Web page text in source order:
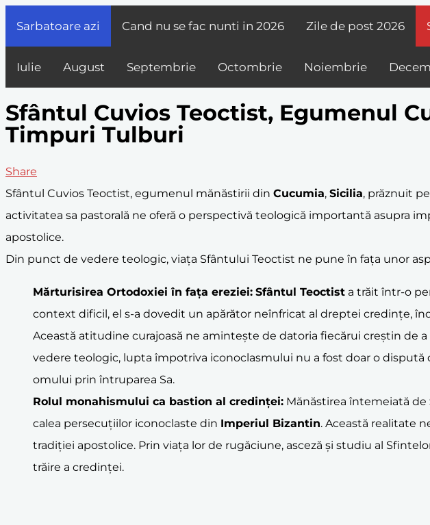
Sarbatoare azi Cand nu se fac nunti in 2026 Zile de post 2026
Iulie August Septembrie Octombrie Noiembrie
Sfântul Cuvios Teoctist, Egumenul
Timpuri Tulburi
Share
Sfântul Cuvios Teoctist, egumenul mănăstirii din Cucumia, Sicilia, prăznuit
activitatea sa pastorală ne oferă o perspectivă teologică importantă asupra
apostolice.
Din punct de vedere teologic, viața Sfântului Teoctist ne pune în fața unor
Mărturisirea Ortodoxiei în fața ereziei: Sfântul Teoctist a trăit într-o
context dificil, el s-a dovedit un apărător neînfricat al dreptei credințe,
Această atitudine curajoasă ne amintește de datoria fiecărui creștin de
vedere teologic, lupta împotriva iconoclasmului nu a fost doar o
omului prin întruparea Sa.
Rolul monahismului ca bastion al credinței: Mănăstirea întemeiată de
calea persecuțiilor iconoclaste din Imperiul Bizantin. Această realitate
tradiției apostolice. Prin viața lor de rugăciune, asceză și studiu al
trăire a credinței.